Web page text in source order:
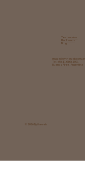
maga@bytheweb.com.ar
Tel: +54 11 6864 1001
Buenos Aires, Argentina
© 2026 Bytheweb
Testimonios
Hablemos
Blog